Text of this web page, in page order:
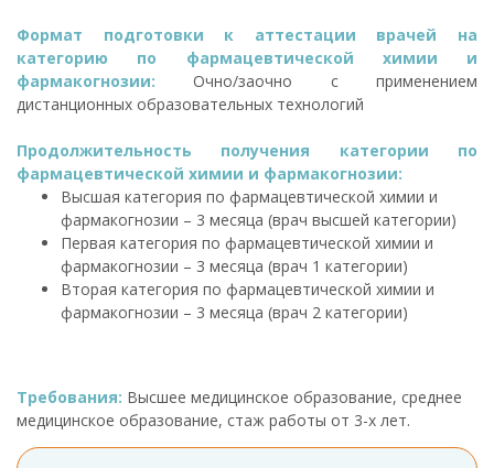
Формат подготовки к аттестации врачей на
категорию по фармацевтической химии и
фармакогнозии:Очно/заочно с применением
дистанционных образовательных технологий
Продолжительность получения категории по
фармацевтической химии и фармакогнозии:
Высшая категория по фармацевтической химии и
фармакогнозии – 3 месяца (врач высшей категории)
Первая категория по фармацевтической химии и
фармакогнозии – 3 месяца (врач 1 категории)
Вторая категория по фармацевтической химии и
фармакогнозии – 3 месяца (врач 2 категории)
Требования: Высшее медицинское образование, среднее
медицинское образование, стаж работы от 3-х лет.